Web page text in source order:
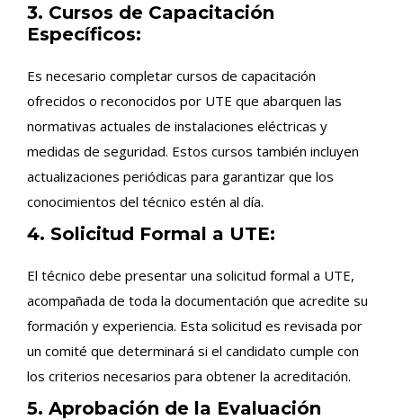
3. Cursos de Capacitación
Específicos:
Es necesario completar cursos de capacitación
ofrecidos o reconocidos por UTE que abarquen las
normativas actuales de instalaciones eléctricas y
medidas de seguridad. Estos cursos también incluyen
actualizaciones periódicas para garantizar que los
conocimientos del técnico estén al día.
4. Solicitud Formal a UTE:
El técnico debe presentar una solicitud formal a UTE,
acompañada de toda la documentación que acredite su
formación y experiencia. Esta solicitud es revisada por
un comité que determinará si el candidato cumple con
los criterios necesarios para obtener la acreditación.
5. Aprobación de la Evaluación